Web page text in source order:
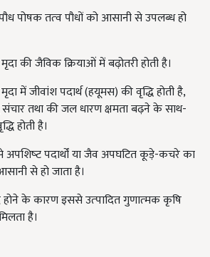
पोषक तत्‍व पौधों को आसानी से उपलब्‍ध हो
की जैविक क्रियाओं में बढ़ोतरी होती है।
में जीवांश पदार्थ (हयूमस) की वृद्धि होती है,
तथा की जल धारण क्षमता बढ़ने के साथ-
होती है।
अपशिष्‍ट पदार्थों या जैव अपघटित कूड़े-कचरे का
से हो जाता है।
होने के कारण इससे उत्‍पादित गुणात्‍मक कृषि
है।